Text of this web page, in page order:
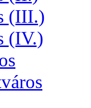
(III.)
(IV.)